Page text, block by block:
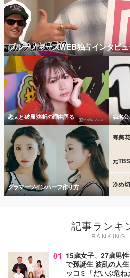
ブルーノマーズWEB独占インタビ
恋人と破局 決断の理由語る 病名
グラマーツインハーフ作り方
寿美
元
冷め
記事ランキ
RANKING
01 15歳女子、27歳男
で孫誕生 波乱の人
ッコミ「だいぶ危ね